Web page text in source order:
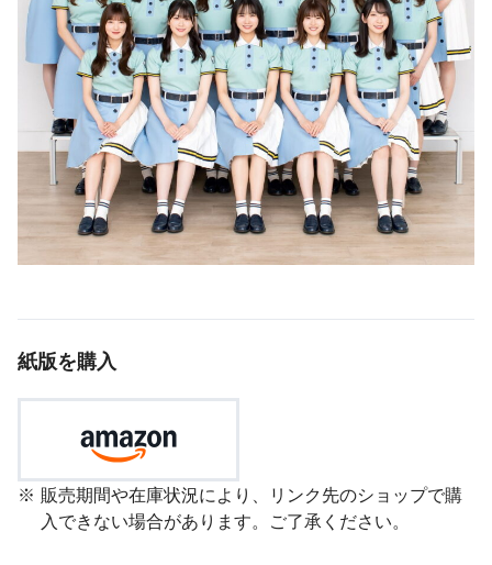
紙版を購入
販売期間や在庫状況により、リンク先のショップで購
入できない場合があります。ご了承ください。